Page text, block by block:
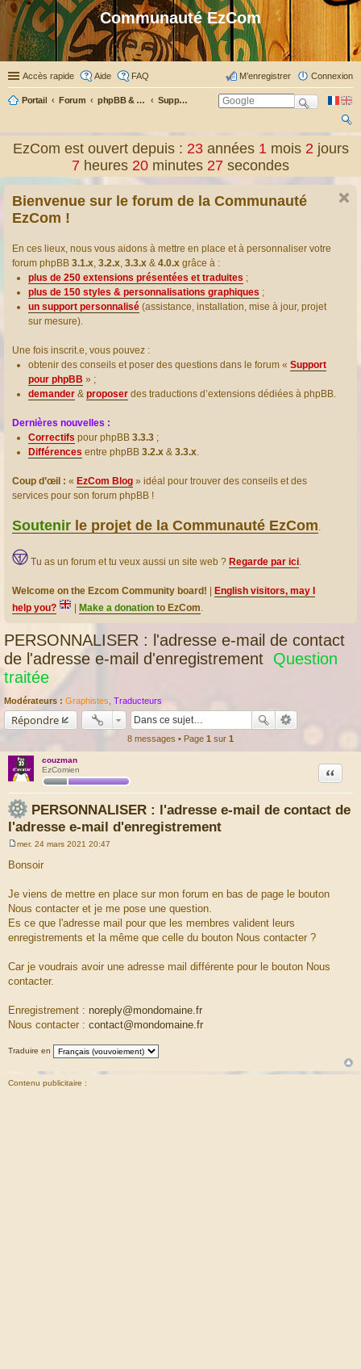
Communauté EzCom
Accès rapide Aide FAQ Connexion
M’enregistrer
Portail Forum phpBB & Co Support pour phpBB
ch
er
EzCom est ouvert depuis : 23 années1 mois2 jours
7 heures 20 minutes 28 secondes
Bienvenue sur le forum de la Communauté
EzCom !
En ces lieux, nous vous aidons à mettre en place et à personnaliser votre
forum phpBB 3.1.x, 3.2.x, 3.3.x & 4.0.x grâce à :
plus de 250 extensions présentées et traduites ;
plus de 150 styles & personnalisations graphiques ;
un support personnalisé (assistance, installation, mise à jour, projet
sur mesure).
Une fois inscrit.e, vous pouvez :
obtenir des conseils et poser des questions dans le forum « Support
pour phpBB » ;
demander & proposer des traductions d’extensions dédiées à phpBB.
Dernières nouvelles :
Correctifs pour phpBB 3.3.3 ;
Différences entre phpBB 3.2.x & 3.3.x.
Coup d’œil : « EzCom Blog » idéal pour trouver des conseils et des
services pour son forum phpBB !
Soutenir le projet de la Communauté EzCom.
Tu as un forum et tu veux aussi un site web ? Regarde par ici.
Welcome on the Ezcom Community board!
English visitors, may I
help you?
Make a donation to EzCom.
PERSONNALISER : l'adresse e-mail de contact
de l'adresse e-mail d'enregistrement Question
traitée
Modérateurs : Graphistes Traducteurs
Répondre
8 messages • Page 1 sur 1
couzman
EzComien
PERSONNALISER : l'adresse e-mail de contact de
l'adresse e-mail d'enregistrement
Citation
s
g
e
mer. 24 mars 2021 20:47
Bonsoir
Je viens de mettre en place sur mon forum en bas de page le bouton
Nous contacter et je me pose une question.
Es ce que l'adresse mail pour que les membres valident leurs
enregistrements et la même que celle du bouton Nous contacter ?
Car je voudrais avoir une adresse mail différente pour le bouton Nous
contacter.
Enregistrement : noreply@mondomaine.fr
Nous contacter : contact@mondomaine.fr
Traduire en
Contenu publicitaire :